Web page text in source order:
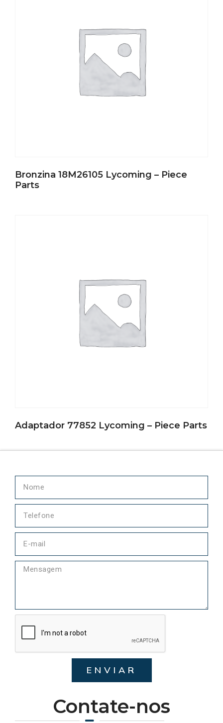
Bronzina 18M26105 Lycoming – Piece
Parts
Adaptador 77852 Lycoming – Piece Parts
Contate-nos
ENVIAR